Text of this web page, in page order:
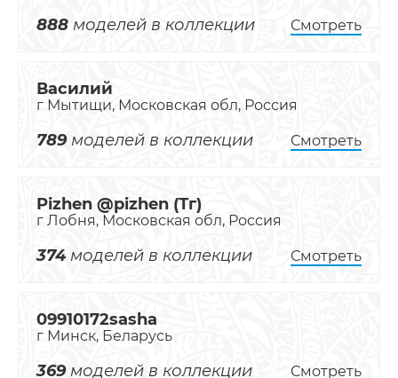
888 моделей в коллекции Смотреть
Василий
г Мытищи, Московская обл, Россия
789моделей в коллекции Смотреть
Pizhen @pizhen (Тг)
г Лобня, Московская обл, Россия
374моделей в коллекции Смотреть
09910172sasha
г Минск, Беларусь
369моделей в коллекции Смотреть